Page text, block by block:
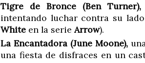
Tigre de Bronce (Ben Turner),
intentando luchar contra su
White en la serieArrow).
La Encantadora (June Moone),
una fiesta de disfraces en un